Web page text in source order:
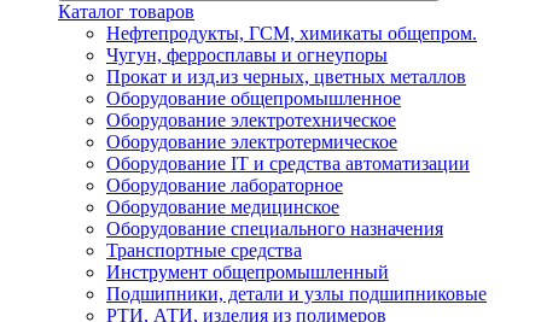
Каталог товаров
Нефтепродукты, ГСМ, химикаты общепром.
Чугун, ферросплавы и огнеупоры
Прокат и изд.из черных, цветных металлов
Оборудование общепромышленное
Оборудование электротехническое
Оборудование электротермическое
Оборудование IT и средства автоматизации
Оборудование лабораторное
Оборудование медицинское
Оборудование специального назначения
Транспортные средства
Инструмент общепромышленный
Подшипники, детали и узлы подшипниковые
РТИ, АТИ, изделия из полимеров